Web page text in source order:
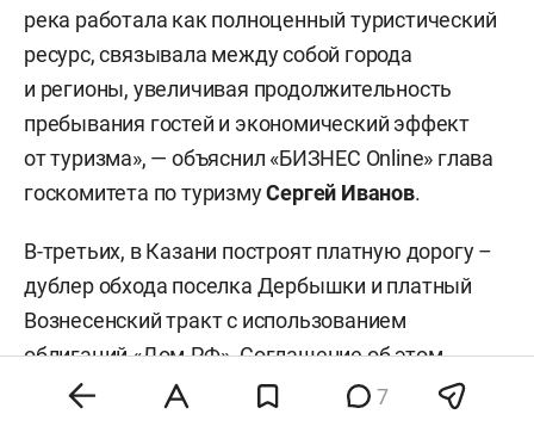
река работала как полноценный туристический
ресурс, связывала между собой города
и регионы, увеличивая продолжительность
пребывания гостей и экономический эффект
от туризма», — объяснил «БИЗНЕС Online» глава
госкомитета по туризмуСергей Иванов.
В-третьих, в Казани построят платную дорогу –
дублер обхода поселка Дербышки и платный
Вознесенский тракт с использованием
облигаций «Дом.РФ». Соглашение об этом
подписали генеральный директор «Дом.РФ»
7